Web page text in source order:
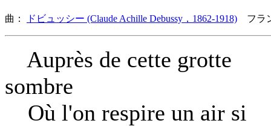
曲： ドビュッシー (Claude Achille Debussy，1862-1918) フラ
Auprès de cette grotte
sombre
Où l'on respire un air si